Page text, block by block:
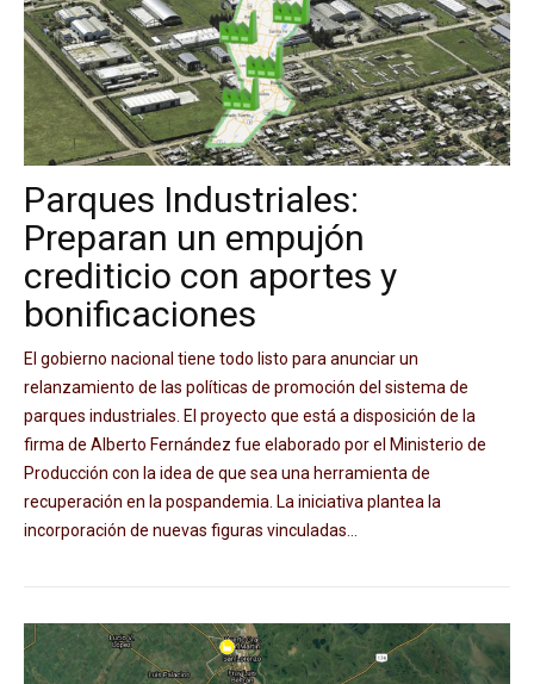
Parques Industriales:
Preparan un empujón
crediticio con aportes y
bonificaciones
El gobierno nacional tiene todo listo para anunciar un
relanzamiento de las políticas de promoción del sistema de
parques industriales. El proyecto que está a disposición de la
firma de Alberto Fernández fue elaborado por el Ministerio de
Producción con la idea de que sea una herramienta de
recuperación en la pospandemia. La iniciativa plantea la
incorporación de nuevas figuras vinculadas...